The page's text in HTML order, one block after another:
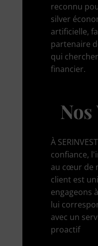
À
confiance,
au cœur de
client est
engageons
lui
avec un
proactif
reconnu
silver
artificielle,
partenaire
qui
financier.